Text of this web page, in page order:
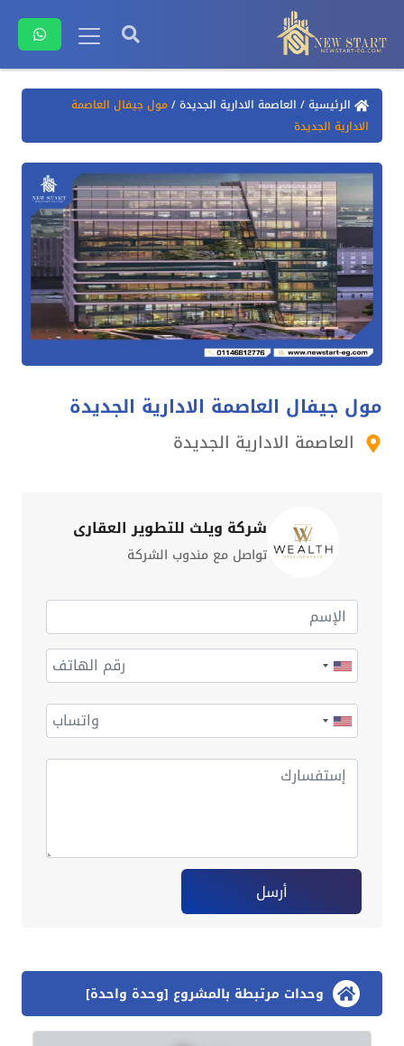
الرئيسية/ العاصمة الادارية الجديدة/مول جيفال العاصمة
الادارية الجديدة
مول جيفال العاصمة الادارية الجديدة
العاصمة الادارية الجديدة
شركة ويلث للتطوير العقاري
تواصل مع مندوب الشركة
أرسل
وحدات مرتبطة بالمشروع [وحدة واحدة]